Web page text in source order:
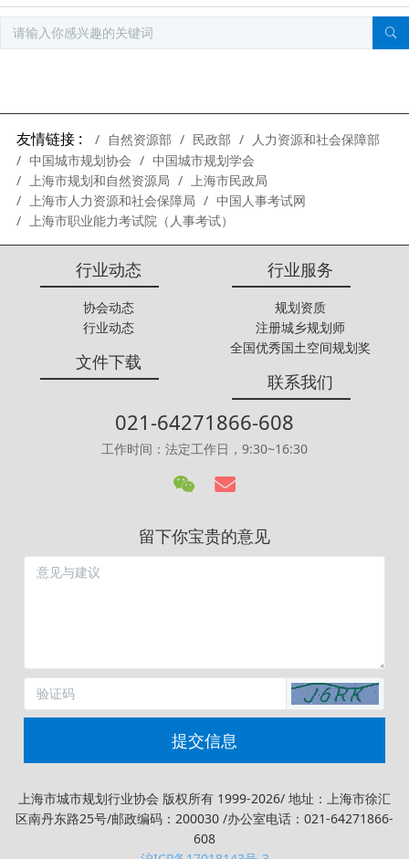
友情链接 : 自然资源部 民政部
人力资源和社会保障部
中国城市规划协会
中国城市规划学会
上海市规划和自然资源局
上海市民政局
上海市人力资源和社会保障局
中国人事考试网
上海市职业能力考试院（人事考试）
行业动态
协会动态
行业动态
行业服务
规划资质
注册城乡规划师
全国优秀国土空间规划奖
文件下载
联系我们
021-64271866-608
工作时间：法定工作日，9:30~16:30
留下你宝贵的意见
提交信息
上海市城市规划行业协会 版权所有 1999-2026/ 地址：上海市徐汇
区南丹东路25号/邮政编码：200030 /办公室电话：021-64271866-
608